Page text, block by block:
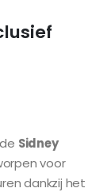
Sidney
voor
dankzij het